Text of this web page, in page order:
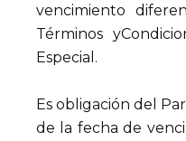
vencimiento
Términos
Especial.
Es obligación del
de la fecha de